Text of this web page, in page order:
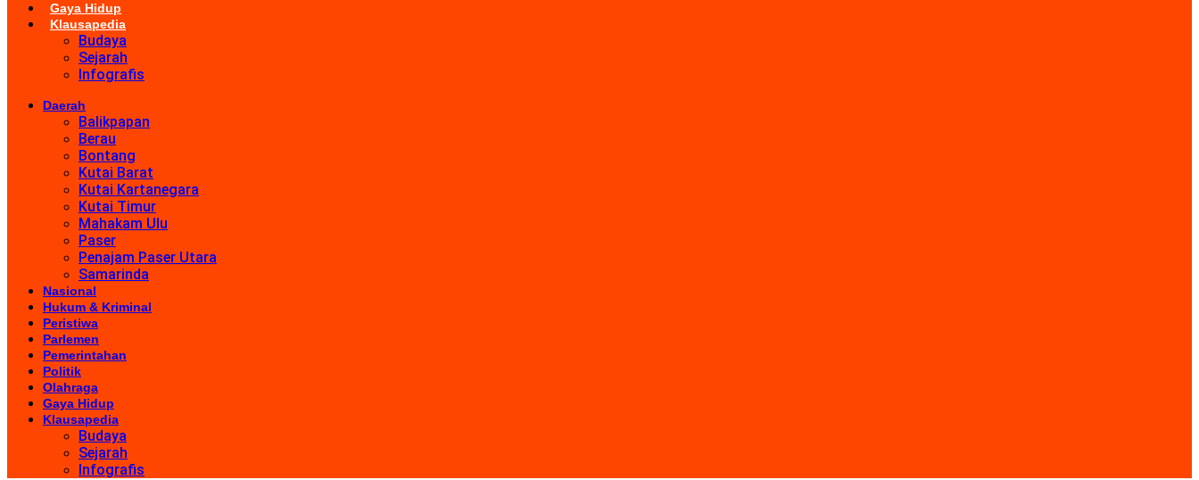
Gaya Hidup
Klausapedia
Budaya
Sejarah
Infografis
Daerah
Balikpapan
Berau
Bontang
Kutai Barat
Kutai Kartanegara
Kutai Timur
Mahakam Ulu
Paser
Penajam Paser Utara
Samarinda
Nasional
Hukum & Kriminal
Peristiwa
Parlemen
Pemerintahan
Politik
Olahraga
Gaya Hidup
Klausapedia
Budaya
Sejarah
Infografis